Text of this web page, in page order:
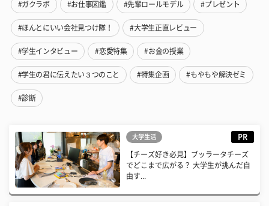
#ガクラボ #お仕事図鑑 #先輩ロールモデル #プレゼント
#ほんとにいい会社見つけ隊！ #大学生正直レビュー
#学生インタビュー #恋愛特集 #お金の授業
#学生の君に伝えたい３つのこと #特集企画 #もやもや解決ゼミ
#診断
大学生活 PR
【チーズ好き必見】ブッラータチーズ
でどこまで広がる？ 大学生が挑んだ自
由す...